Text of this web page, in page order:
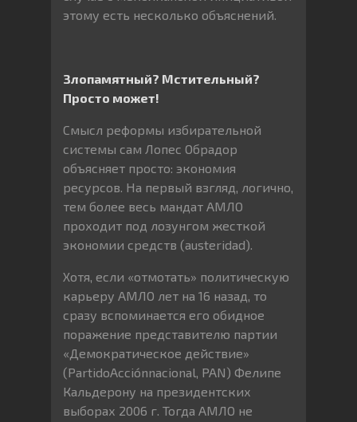
этому есть несколько объяснений.
Злопамятный? Мстительный?
Просто может!
Смысл реформы избирательной
системы сам Лопес Обрадор
объясняет просто: экономия
ресурсов. На первый взгляд, логично,
тем более весь мандат АМЛО
проходит под лозунгом жесткой
экономии средств (austeridad).
Хотя, если «отмотать» политическую
карьеру АМЛО лет на 16 назад, то
сразу вспоминается его обидное
поражение представителю партии
«Демократическое действие»
(PartidoAcciónnacional, PAN) Фелипе
Кальдерону на президентских
выборах 2006 г. Тогда АМЛО не